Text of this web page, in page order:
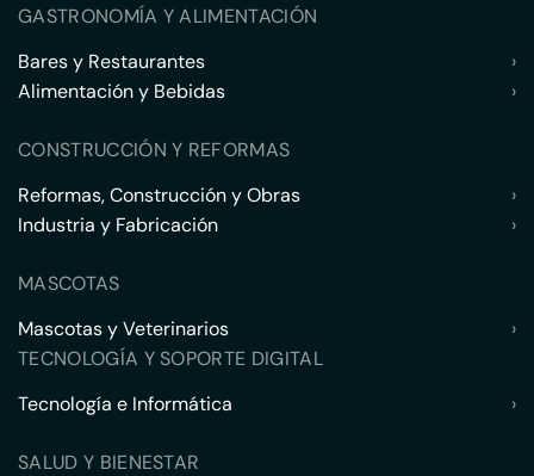
GASTRONOMÍA Y ALIMENTACIÓN
Bares y Restaurantes
›
Alimentación y Bebidas
›
CONSTRUCCIÓN Y REFORMAS
Reformas, Construcción y Obras
›
Industria y Fabricación
›
MASCOTAS
Mascotas y Veterinarios
›
TECNOLOGÍA Y SOPORTE DIGITAL
Tecnología e Informática
›
SALUD Y BIENESTAR